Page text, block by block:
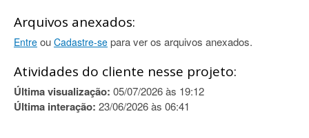
Arquivos anexados:
Entre ou Cadastre-se para ver os arquivos anexados.
Atividades do cliente nesse projeto:
Última visualização: 05/07/2026 às 19:12
Última interação: 23/06/2026 às 06:41